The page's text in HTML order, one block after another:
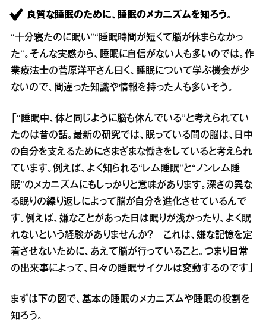
良質な睡眠のために、睡眠のメカニズムを知ろう。
“十分寝たのに眠い”“睡眠時間が短くて脳が休まらなかっ
た”。そんな実感から、睡眠に自信がない人も多いのでは。作
業療法士の菅原洋平さん曰く、睡眠について学ぶ機会が少
ないので、間違った知識や情報を持った人も多いそう。
「“睡眠中、体と同じように脳も休んでいる”と考えられてい
たのは昔の話。最新の研究では、眠っている間の脳は、日中
の自分を支えるためにさまざまな働きをしていると考えられ
ています。例えば、よく知られる“レム睡眠”と“ノンレム睡
眠”のメカニズムにもしっかりと意味があります。深さの異な
る眠りの繰り返しによって脳が自分を進化させているんで
す。例えば、嫌なことがあった日は眠りが浅かったり、よく眠
れないという経験がありませんか？ これは、嫌な記憶を定
着させないために、あえて脳が行っていること。つまり日常
の出来事によって、日々の睡眠サイクルは変動するのです」
まずは下の図で、基本の睡眠のメカニズムや睡眠の役割を
知ろう。